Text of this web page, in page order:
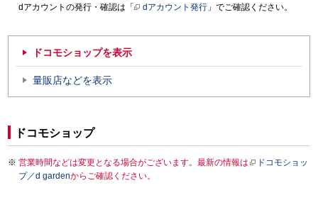
dアカウントの発行・確認は「
dアカウント発行 」でご確認ください。
ドコモショップを表示
量販店などを表示
ドコモショップ
営業時間などは変更となる場合がございます。最新の情報は
ドコモショッ
プ／d gardenからご確認ください。